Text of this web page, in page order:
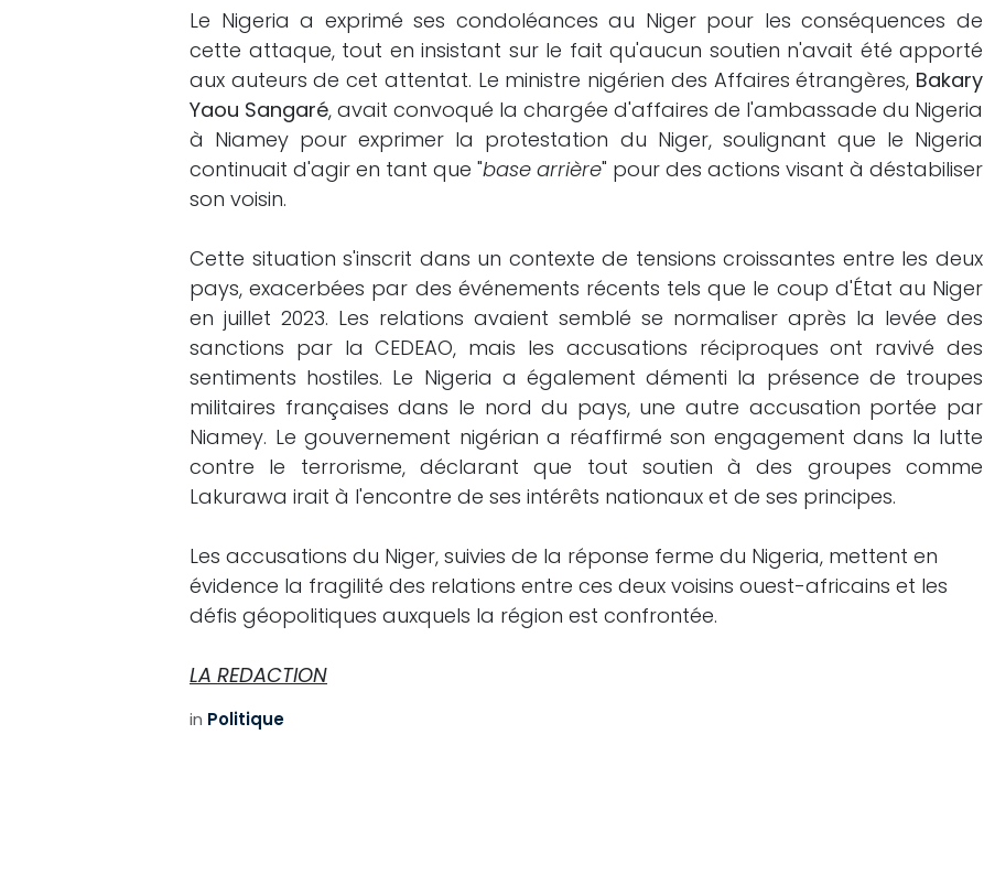
Le Nigeria a exprimé ses condoléances au Niger pour les conséquences de
cette attaque, tout en insistant sur le fait qu'aucun soutien n'avait été apporté
aux auteurs de cet attentat. Le ministre nigérien des Affaires étrangères, Bakary
Yaou Sangaré, avait convoqué la chargée d'affaires de l'ambassade du Nigeria
à Niamey pour exprimer la protestation du Niger, soulignant que le Nigeria
continuait d'agir en tant que "base arrière" pour des actions visant à déstabiliser
son voisin.
Cette situation s'inscrit dans un contexte de tensions croissantes entre les deux
pays, exacerbées par des événements récents tels que le coup d'État au Niger
en juillet 2023. Les relations avaient semblé se normaliser après la levée des
sanctions par la CEDEAO, mais les accusations réciproques ont ravivé des
sentiments hostiles. Le Nigeria a également démenti la présence de troupes
militaires françaises dans le nord du pays, une autre accusation portée par
Niamey. Le gouvernement nigérian a réaffirmé son engagement dans la lutte
contre le terrorisme, déclarant que tout soutien à des groupes comme
Lakurawa irait à l'encontre de ses intérêts nationaux et de ses principes.
Les accusations du Niger, suivies de la réponse ferme du Nigeria, mettent en
évidence la fragilité des relations entre ces deux voisins ouest-africains et les
défis géopolitiques auxquels la région est confrontée.
LA REDACTION
in Politique